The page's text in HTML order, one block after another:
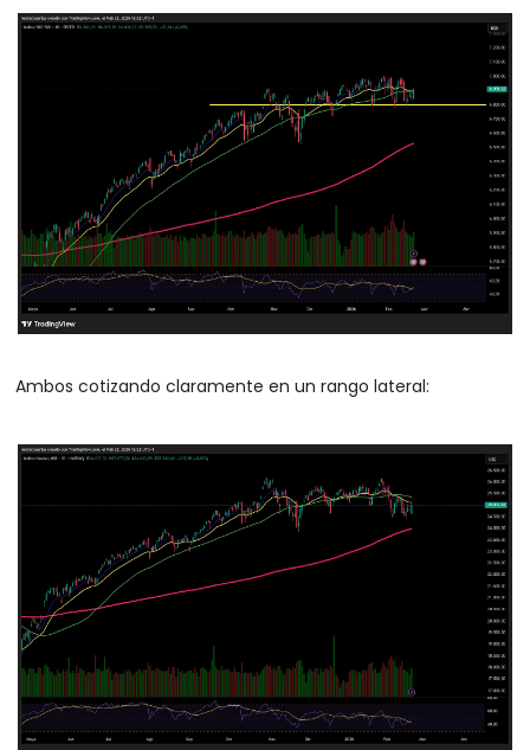
Ambos cotizando claramente en un rango lateral: